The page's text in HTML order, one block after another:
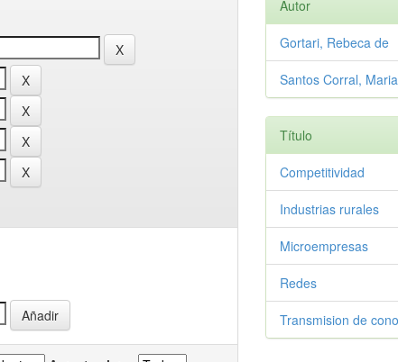
Autor
Gortari, Rebeca de
Santos Corral,
Título
Competitividad
Industrias rurales
Microempresas
Redes
Transmision de